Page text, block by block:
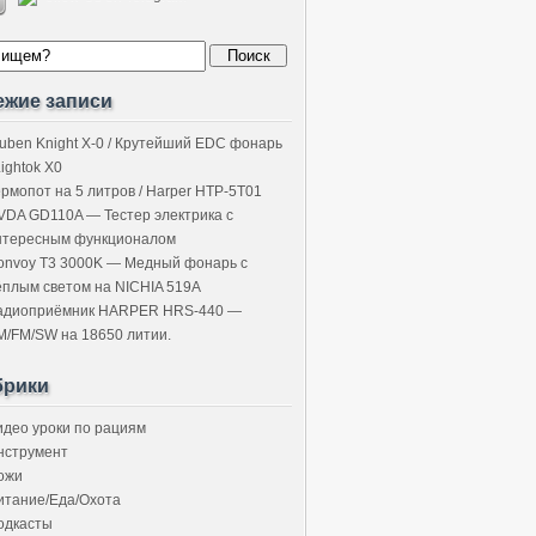
записи
Knight X-0 / Крутейший EDC фонарь
X0
на 5 литров / Harper HTP-5T01
GD110A — Тестер электрика с
функционалом
T3 3000K — Медный фонарь с
светом на NICHIA 519A
HARPER HRS-440 —
FM/SW на 18650 литии.
уроки по рациям
Еда/Охота